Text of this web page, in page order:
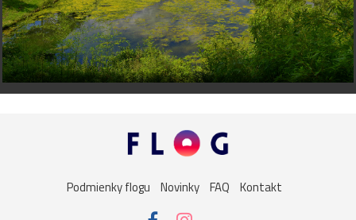
Podmienky flogu Novinky FAQ Kontakt